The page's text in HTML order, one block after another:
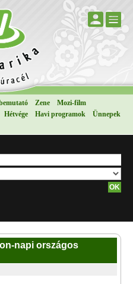
Zene
Mozi-film
Hétvége Havi programok
Ünnepek
napi országos